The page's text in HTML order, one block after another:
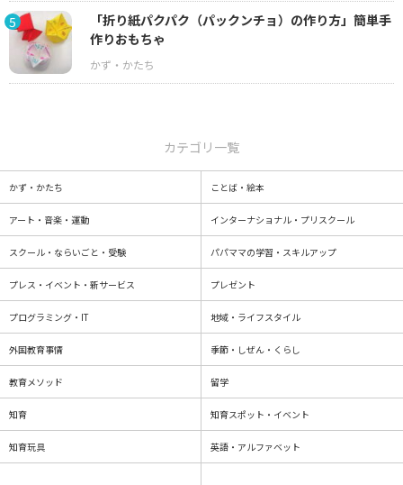
5
「折り紙パクパク（パックンチョ）の作り方」簡単手
作りおもちゃ
カテゴリ一覧
かず・かたち ことば・絵本
アート・音楽・運動 インターナショナル・プリスクール
スクール・ならいごと・受験 パパママの学習・スキルアップ
プレス・イベント・新サービス プレゼント
プログラミング・IT 地域・ライフスタイル
外国教育事情 季節・しぜん・くらし
教育メソッド 留学
知育 知育スポット・イベント
知育玩具 英語・アルファベット